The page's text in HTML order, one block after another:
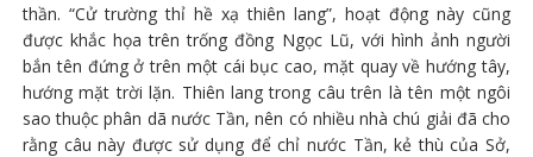
thần. “Cử trường thỉ hề xạ thiên lang”, hoạt động này cũng
được khắc họa trên trống đồng Ngọc Lũ, với hình ảnh người
bắn tên đứng ở trên một cái bục cao, mặt quay về hướng tây,
hướng mặt trời lặn. Thiên lang trong câu trên là tên một ngôi
sao thuộc phân dã nước Tần, nên có nhiều nhà chú giải đã cho
rằng câu này được sử dụng để chỉ nước Tần, kẻ thù của Sở,